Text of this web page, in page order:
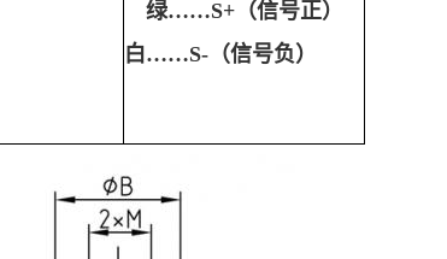
绿……S+（信号正）
白 ……S-（信号负）